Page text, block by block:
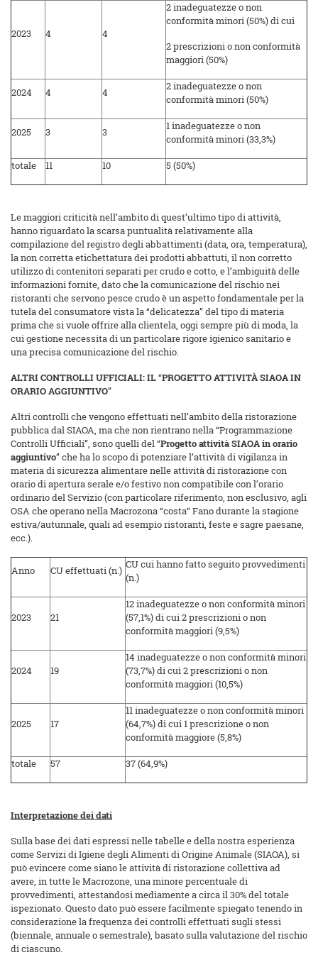
2023 4 4
2 inadeguatezze o non
conformità minori (50%) di cui
2 prescrizioni o non conformità
maggiori (50%)
2024 4 4
2 inadeguatezze o non
conformità minori (50%)
2025 3 3
1 inadeguatezze o non
conformità minori (33,3%)
totale 11 10 5 (50%)
Le maggiori criticità nell’ambito di quest’ultimo tipo di attività,
hanno riguardato la scarsa puntualità relativamente alla
compilazione del registro degli abbattimenti (data, ora, temperatura),
la non corretta etichettatura dei prodotti abbattuti, il non corretto
utilizzo di contenitori separati per crudo e cotto, e l’ambiguità delle
informazioni fornite, dato che la comunicazione del rischio nei
ristoranti che servono pesce crudo è un aspetto fondamentale per la
tutela del consumatore vista la “delicatezza” del tipo di materia
prima che si vuole offrire alla clientela, oggi sempre più di moda, la
cui gestione necessita di un particolare rigore igienico sanitario e
una precisa comunicazione del rischio.
ALTRI CONTROLLI UFFICIALI: IL“PROGETTO ATTIVITÀ SIAOA IN
ORARIO AGGIUNTIVO”
Altri controlli che vengono effettuati nell’ambito della ristorazione
pubblica dal SIAOA, ma che non rientrano nella “Programmazione
Controlli Ufficiali”, sono quelli del “Progetto attività SIAOA in orario
aggiuntivo” che ha lo scopo di potenziare l’attività di vigilanza in
materia di sicurezza alimentare nelle attività di ristorazione con
orario di apertura serale e/o festivo non compatibile con l’orario
ordinario del Servizio (con particolare riferimento, non esclusivo, agli
OSA che operano nella Macrozona “costa“ Fano durante la stagione
estiva/autunnale, quali ad esempio ristoranti, feste e sagre paesane,
ecc.).
Anno CU effettuati (n.) CU cui hanno fatto seguito provvedimenti
(n.)
2023 21
12 inadeguatezze o non conformità minori
(57,1%) di cui 2 prescrizioni o non
conformità maggiori (9,5%)
2024 19
14 inadeguatezze o non conformità minori
(73,7%) di cui 2 prescrizioni o non
conformità maggiori (10,5%)
2025 17
11 inadeguatezze o non conformità minori
(64,7%) di cui 1 prescrizione o non
conformità maggiore (5,8%)
totale 57 37 (64,9%)
Interpretazione dei dati
Sulla base dei dati espressi nelle tabelle e della nostra esperienza
come Servizi di Igiene degli Alimenti di Origine Animale (SIAOA), si
può evincere come siano le attività di ristorazione collettiva ad
avere, in tutte le Macrozone, una minore percentuale di
provvedimenti, attestandosi mediamente a circa il 30% del totale
ispezionato. Questo dato può essere facilmente spiegato tenendo in
considerazione la frequenza dei controlli effettuati sugli stessi
(biennale, annuale o semestrale), basato sulla valutazione del rischio
di ciascuno.